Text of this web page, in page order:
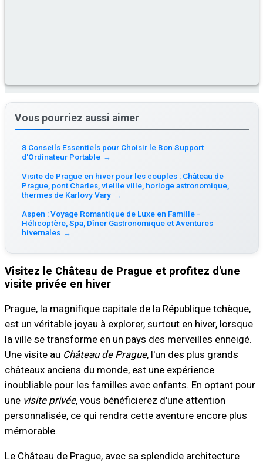
Vous pourriez aussi aimer
8 Conseils Essentiels pour Choisir le Bon Support
d'Ordinateur Portable →
Visite de Prague en hiver pour les couples : Château de
Prague, pont Charles, vieille ville, horloge astronomique,
thermes de Karlovy Vary →
Aspen : Voyage Romantique de Luxe en Famille -
Hélicoptère, Spa, Dîner Gastronomique et Aventures
hivernales →
Visitez le Château de Prague et profitez d'une
visite privée en hiver
Prague, la magnifique capitale de la République tchèque,
est un véritable joyau à explorer, surtout en hiver, lorsque
la ville se transforme en un pays des merveilles enneigé.
Une visite au Château de Prague, l'un des plus grands
châteaux anciens du monde, est une expérience
inoubliable pour les familles avec enfants. En optant pour
une visite privée, vous bénéficierez d'une attention
personnalisée, ce qui rendra cette aventure encore plus
mémorable.
Le Château de Prague, avec sa splendide architecture